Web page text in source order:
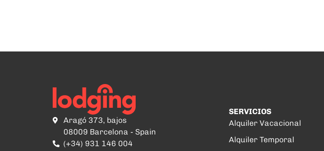
Aragó 373, bajos
08009 Barcelona - Spain
(+34) 931 146 004
SERVICIOS
Alquiler Vacacional
Alquiler Temporal